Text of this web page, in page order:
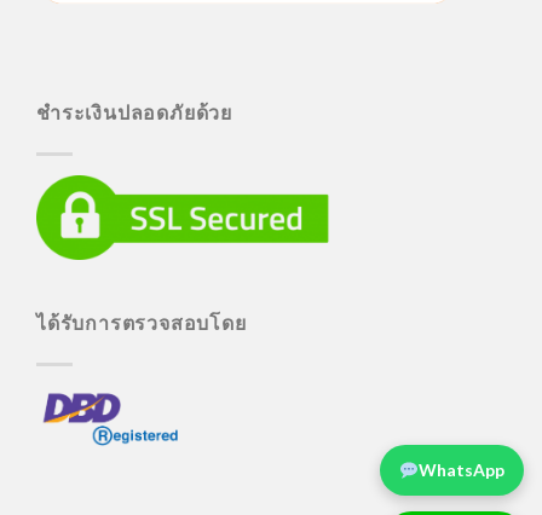
ชำระเงินปลอดภัยด้วย
ได้รับการตรวจสอบโดย
WhatsApp